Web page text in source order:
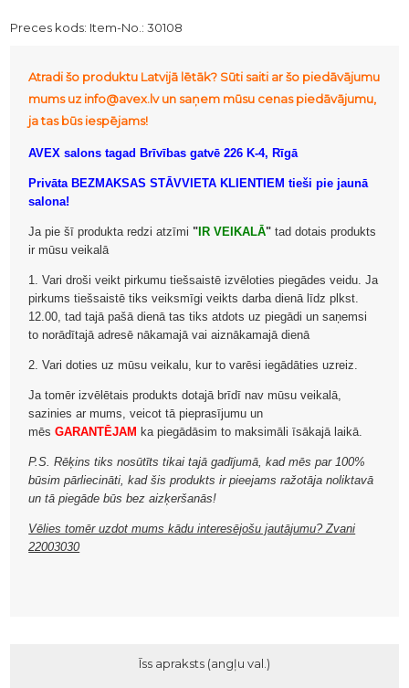
Preces kods: Item-No.: 30108
Atradi šo produktu Latvijā lētāk? Sūti saiti ar šo piedāvājumu
mums uz info@avex.lv un saņem mūsu cenas piedāvājumu,
ja tas būs iespējams!
AVEX salons tagad Brīvības gatvē 226 K-4, Rīgā
Privāta BEZMAKSAS STĀVVIETA KLIENTIEM tieši pie jaunā
salona!
Ja pie šī produkta redzi atzīmi " IR VEIKALĀ" tad dotais produkts
ir mūsu veikalā
1. Vari droši veikt pirkumu tiešsaistē izvēloties piegādes veidu. Ja
pirkums tiešsaistē tiks veiksmīgi veikts darba dienā līdz plkst.
12.00, tad tajā pašā dienā tas tiks atdots uz piegādi un saņemsi
to norādītajā adresē nākamajā vai aiznākamajā dienā
2. Vari doties uz mūsu veikalu, kur to varēsi iegādāties uzreiz.
Ja tomēr izvēlētais produkts dotajā brīdī nav mūsu veikalā,
sazinies ar mums, veicot tā pieprasījumu un
mēsGARANTĒJAM ka piegādāsim to maksimāli īsākajā laikā.
P.S. Rēķins tiks nosūtīts tikai tajā gadījumā, kad mēs par 100%
būsim pārliecināti, kad šis produkts ir pieejams ražotāja noliktavā
un tā piegāde būs bez aizķeršanās!
Vēlies tomēr uzdot mums kādu interesējošu jautājumu? Zvani
22003030
Īss apraksts (angļu val.)